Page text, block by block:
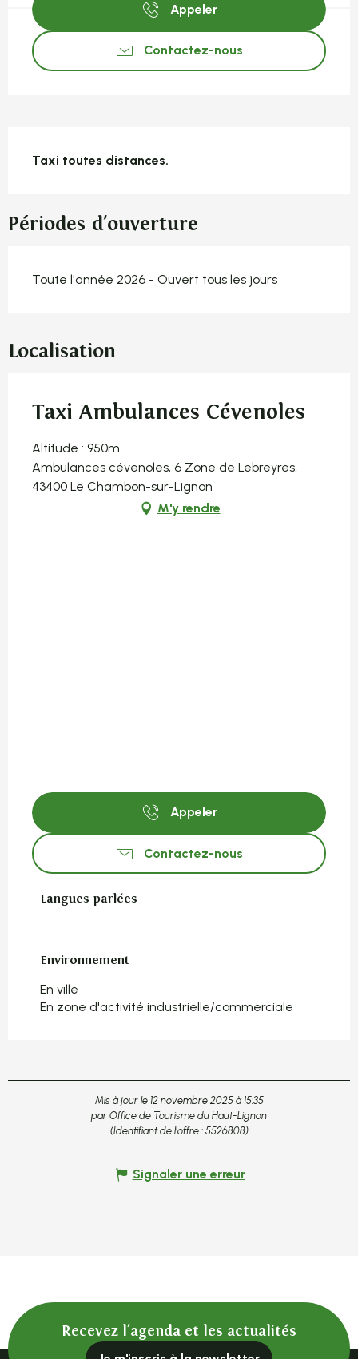
Appeler
Contactez-nous
Taxi toutes distances.
Périodes d'ouverture
Toute l'année 2026 - Ouvert tous les jours
Localisation
Taxi Ambulances Cévenoles
Altitude : 950m
Ambulances cévenoles, 6 Zone de Lebreyres,
43400 Le Chambon-sur-Lignon
M'y rendre
Appeler
Contactez-nous
Langues parlées
Langues parlées
Environnement
Environnement
En ville
En zone d'activité industrielle/commerciale
Mis à jour le 12 novembre 2025 à 15:35
par Office de Tourisme du Haut-Lignon
(Identifiant de l'offre : 5526808)
Signaler une erreur
Recevez l'agenda et les actualités